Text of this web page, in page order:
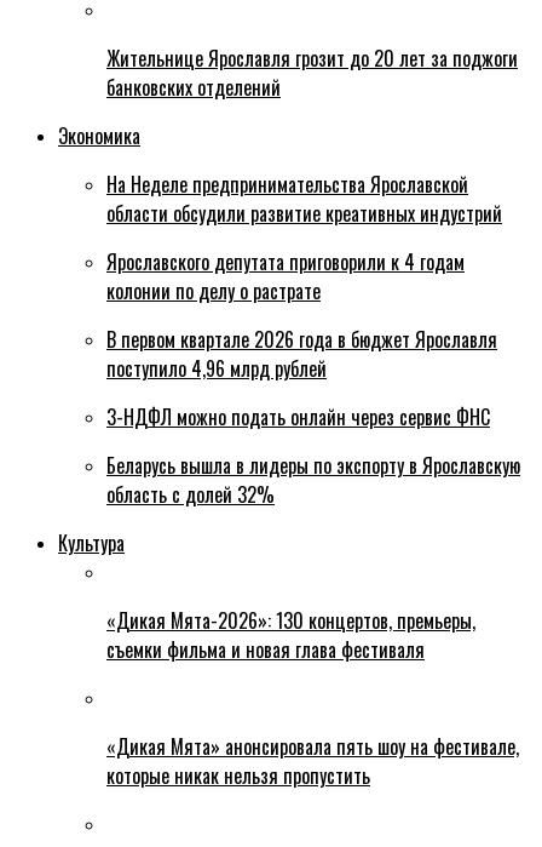
Жительнице Ярославля грозит до 20 лет за поджоги
банковских отделений
Экономика
На Неделе предпринимательства Ярославской
области обсудили развитие креативных индустрий
Ярославского депутата приговорили к 4 годам
колонии по делу о растрате
В первом квартале 2026 года в бюджет Ярославля
поступило 4,96 млрд рублей
3-НДФЛ можно подать онлайн через сервис ФНС
Беларусь вышла в лидеры по экспорту в Ярославскую
область с долей 32%
Культура
«Дикая Мята-2026»: 130 концертов, премьеры,
съемки фильма и новая глава фестиваля
«Дикая Мята» анонсировала пять шоу на фестивале,
которые никак нельзя пропустить